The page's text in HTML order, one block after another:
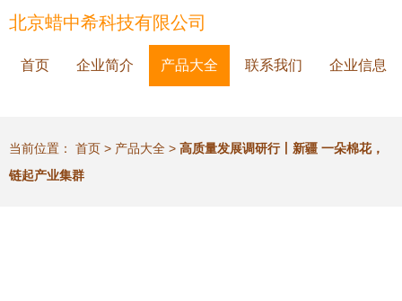
北京蜡中希科技有限公司
首页 企业简介 产品大全 联系我们 企业信息
当前位置： 首页 > 产品大全 > 高质量发展调研行丨新疆 一朵棉花，
链起产业集群